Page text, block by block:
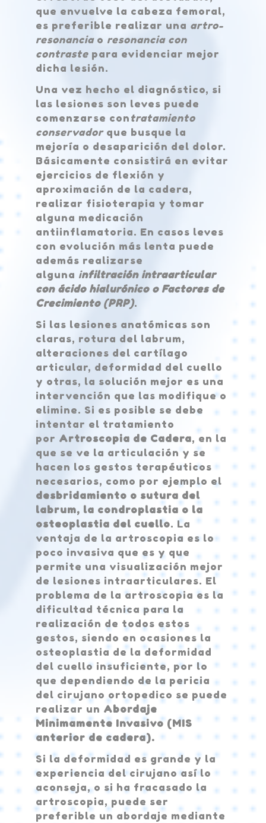
que envuelve la cabeza femoral,
es preferible realizar una artro-
resonanciao resonancia con
contraste para evidenciar mejor
dicha lesión.
Una vez hecho el diagnóstico, si
las lesiones son leves puede
comenzarse contratamiento
conservadorque busque la
mejoría o desaparición del dolor.
Básicamente consistirá en evitar
ejercicios de flexión y
aproximación de la cadera,
realizar fisioterapia y tomar
alguna medicación
antiinflamatoria. En casos leves
con evolución más lenta puede
además realizarse
alguna infiltración intraarticular
con ácido hialurónico o Factores de
Crecimiento (PRP).
Si las lesiones anatómicas son
claras, rotura del labrum,
alteraciones del cartílago
articular, deformidad del cuello
y otras, la solución mejor es una
intervención que las modifique o
elimine. Si es posible se debe
intentar el tratamiento
por Artroscopia de Cadera, en la
que se ve la articulación y se
hacen los gestos terapéuticos
necesarios, como por ejemplo el
desbridamiento o sutura del
labrum, la condroplastia o la
osteoplastia del cuello. La
ventaja de la artroscopia es lo
poco invasiva que es y que
permite una visualización mejor
de lesiones intraarticulares. El
problema de la artroscopia es la
dificultad técnica para la
realización de todos estos
gestos, siendo en ocasiones la
osteoplastia de la deformidad
del cuello insuficiente, por lo
que dependiendo de la pericia
del cirujano ortopedico se puede
realizar un Abordaje
Minimamente Invasivo (MIS
anterior de cadera).
Si la deformidad es grande y la
experiencia del cirujano así lo
aconseja, o si ha fracasado la
artroscopia, puede ser
preferible un abordaje mediante